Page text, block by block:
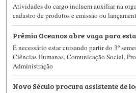
Atividades do cargo incluem auxiliar na
cadastro de produtos e emissão ou
Prêmio Oceanos abre vaga para
É necessário estar cursando partir do 3º
Ciências Humanas, Comunicação Social,
Administração
Novo Século procura assistente de